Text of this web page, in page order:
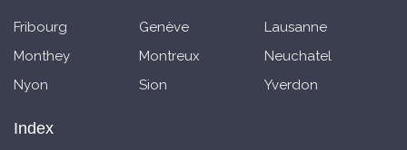
Fribourg Genève
Lausanne
Monthey
Montreux
Neuchatel
Nyon
Sion Yverdon
Index